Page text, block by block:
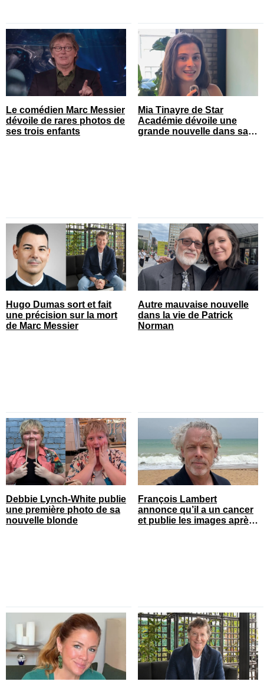
Le comédien Marc Messier
dévoile de rares photos de
ses trois enfants
Mia Tinayre de Star
Académie dévoile une
grande nouvelle dans sa
Hugo Dumas sort et fait
une précision sur la mort
de Marc Messier
Autre mauvaise nouvelle
dans la vie de Patrick
Norman
Debbie Lynch-White publie
une première photo de sa
nouvelle blonde
François Lambert
annonce qu’il a un cancer
et publie les images après